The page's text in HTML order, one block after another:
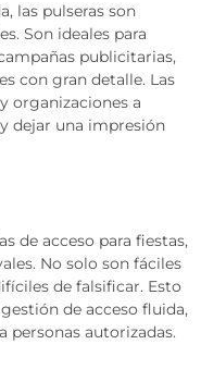
las pulseras son
Son ideales para
publicitarias,
con gran detalle. Las
organizaciones a
dejar una impresión
de acceso para fiestas,
No solo son fáciles
de falsificar. Esto
de acceso fluida,
personas autorizadas.